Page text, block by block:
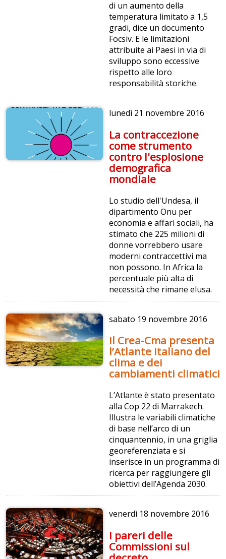
di un aumento della
temperatura limitato a 1,5
gradi, dice un documento
Focsiv. E le limitazioni
attribuite ai Paesi in via di
sviluppo sono eccessive
rispetto alle loro
responsabilità storiche.
lunedì 21 novembre 2016
La contraccezione
come strumento
contro l'esplosione
demografica
mondiale
Lo studio dell'Undesa, il
dipartimento Onu per
economia e affari sociali, ha
stimato che 225 milioni di
donne vorrebbero usare
moderni contraccettivi ma
non possono. In Africa la
percentuale più alta di
necessità che rimane elusa.
sabato 19 novembre 2016
Il Crea-Cma presenta
l’Atlante italiano del
clima e dei
cambiamenti climatici
L’Atlante è stato presentato
alla Cop 22 di Marrakech.
Illustra le variabili climatiche
di base nell’arco di un
cinquantennio, in una griglia
georeferenziata e si
inserisce in un programma di
ricerca per raggiungere gli
obiettivi dell’Agenda 2030.
venerdì 18 novembre 2016
I pareri delle
Commissioni sul